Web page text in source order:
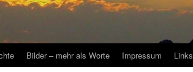
Bilder – mehr als Worte Impressum Links